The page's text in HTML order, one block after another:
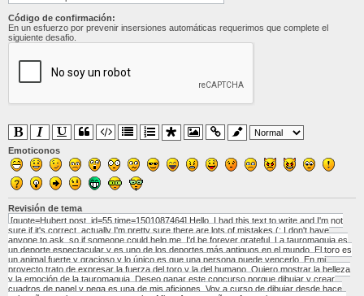
Código de confirmación:
En un esfuerzo por prevenir insersiones automáticas requerimos que complete el
siguiente desafio.
Emoticonos
Revisión de tema
[quote=Hubert post_id=55 time=1501087464] Hello, I had this text to write and I'm not
sure if it's correct, actually I'm pretty sure there are lots of mistakes (: I don't have
anyone to ask, so if someone could help me, I'd be forever grateful. La tauromaquia es
un deporte espectacular y es uno de los deportes más antiguos en el mundo. El toro es
un animal fuerte y gracioso y lo único es que una persona puede vencerlo. En mi
proyecto trato de expresar la fuerza del toro y la del humano. Quiero mostrar la belleza
y la emoción de la tauromaquia. Deseo ganar este concurso porque dibujar y crear
cuadros de papel y pega es una de mis aficiones. Voy a curso de dibujar desde hace